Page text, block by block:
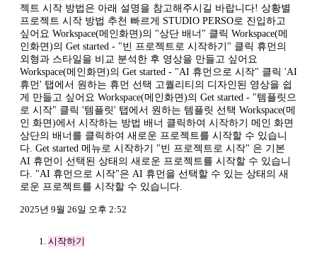
젝트 시작 방법은 아래 설명을 참고해주시길 바랍니다! 상황별
프로젝트 시작 방법 추천 빠르게 STUDIO PERSO로 진입하고
싶어요 Workspace(메인화면)의 "상단 배너" 클릭 Workspace(메
인화면)의 Get started - "빈 프로젝트로 시작하기" 클릭 휴먼의
외형과 스타일을 비교 분석한 후 영상을 만들고 싶어요
Workspace(메인화면)의 Get started - "AI 휴먼으로 시작" 클릭 'AI
휴먼' 탭에서 원하는 휴먼 선택 고퀄리티의 디자인된 영상을 쉽
게 만들고 싶어요 Workspace(메인화면)의 Get started - "템플릿으
로 시작" 클릭 '템플릿' 탭에서 원하는 템플릿 선택 Workspace(메
인 화면)에서 시작하는 방법 배너 클릭하여 시작하기 메인 화면
상단의 배너를 클릭하여 새로운 프로젝트를 시작할 수 있습니
다. Get started 메뉴로 시작하기 "빈 프로젝트로 시작" 은 기본
AI 휴먼이 선택된 상태의 새로운 프로젝트를 시작할 수 있습니
다. "AI 휴먼으로 시작"은 AI 휴먼을 선택할 수 있는 상태의 새
로운 프로젝트를 시작할 수 있습니다.
2025년 9월 26일 오후 2:52
시작하기